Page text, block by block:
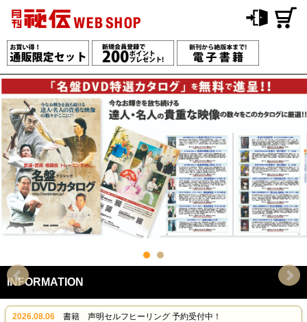
INFORMATION
2026.08.06 書籍 声明セルフヒーリング 予約受付中！